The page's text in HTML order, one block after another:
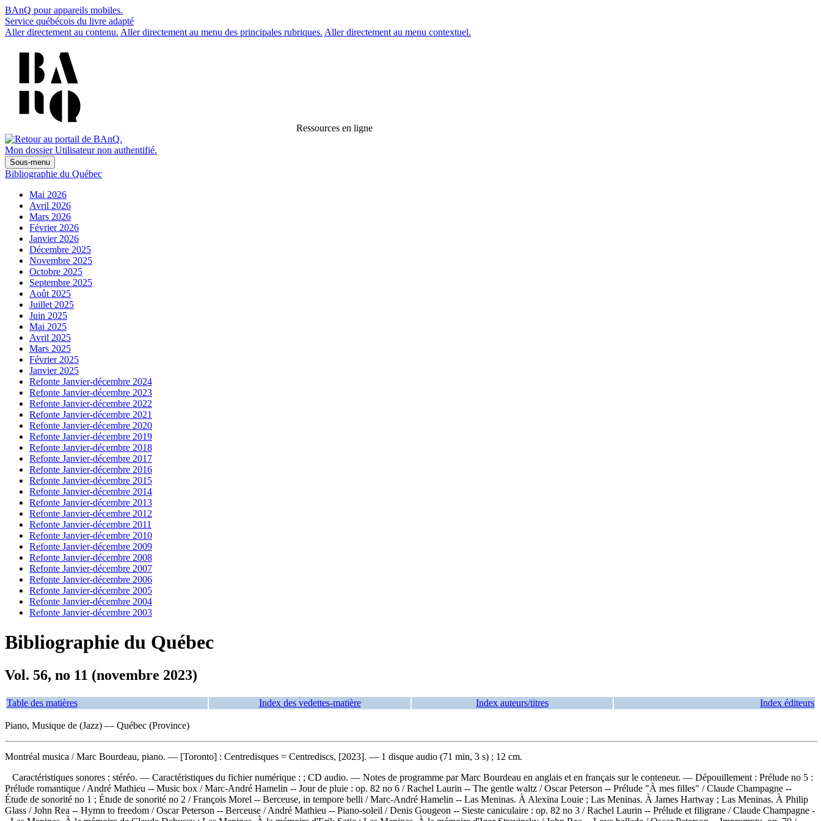
BAnQ pour appareils mobiles.
Service québécois du livre adapté
Aller directement au contenu. Aller directement au menu des principales rubriques. Aller directement au menu contextuel.
Ressources en ligne
Mon dossier Utilisateur non authentifié.
Sous-menu
Bibliographie du Québec
Mai 2026
Avril 2026
Mars 2026
Février 2026
Janvier 2026
Décembre 2025
Novembre 2025
Octobre 2025
Septembre 2025
Août 2025
Juillet 2025
Juin 2025
Mai 2025
Avril 2025
Mars 2025
Février 2025
Janvier 2025
Refonte Janvier-décembre 2024
Refonte Janvier-décembre 2023
Refonte Janvier-décembre 2022
Refonte Janvier-décembre 2021
Refonte Janvier-décembre 2020
Refonte Janvier-décembre 2019
Refonte Janvier-décembre 2018
Refonte Janvier-décembre 2017
Refonte Janvier-décembre 2016
Refonte Janvier-décembre 2015
Refonte Janvier-décembre 2014
Refonte Janvier-décembre 2013
Refonte Janvier-décembre 2012
Refonte Janvier-décembre 2011
Refonte Janvier-décembre 2010
Refonte Janvier-décembre 2009
Refonte Janvier-décembre 2008
Refonte Janvier-décembre 2007
Refonte Janvier-décembre 2006
Refonte Janvier-décembre 2005
Refonte Janvier-décembre 2004
Refonte Janvier-décembre 2003
Bibliographie du Québec
Vol. 56, no 11 (novembre 2023)
Table des matières Index des vedettes-matière Index auteurs/titres Index éditeurs
Piano, Musique de (Jazz) — Québec (Province)
Montréal musica / Marc Bourdeau, piano. — [Toronto] : Centredisques = Centrediscs, [2023]. — 1 disque audio (71 min, 3 s) ; 12 cm.
Caractéristiques sonores : stéréo. — Caractéristiques du fichier numérique : ; CD audio. — Notes de programme par Marc Bourdeau en anglais et en français sur le conteneur. — Dépouillement : Prélude no 5 :
Prélude romantique / André Mathieu -- Music box / Marc-André Hamelin -- Jour de pluie : op. 82 no 6 / Rachel Laurin -- The gentle waltz / Oscar Peterson -- Prélude "À mes filles" / Claude Champagne --
Étude de sonorité no 1 ; Étude de sonorité no 2 / François Morel -- Berceuse, in tempore belli / Marc-André Hamelin -- Las Meninas. À Alexina Louie ; Las Meninas. À James Hartway ; Las Meninas. À Philip
Glass / John Rea -- Hymn to freedom / Oscar Peterson -- Berceuse / André Mathieu -- Piano-soleil / Denis Gougeon -- Sieste caniculaire : op. 82 no 3 / Rachel Laurin -- Prélude et filigrane / Claude Champagne -